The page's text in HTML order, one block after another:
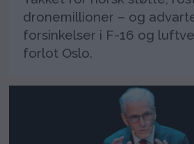
dronemillioner – og
forsinkelser i F-16 og
forlot Oslo.